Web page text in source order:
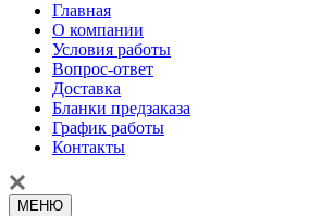
Главная
О компании
Условия работы
Вопрос-ответ
Доставка
Бланки предзаказа
График работы
Контакты
МЕНЮ